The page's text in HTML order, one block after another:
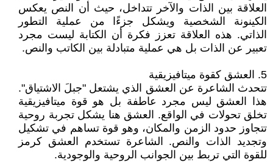
العلاقة بين الذات والآخر تتداخل، حيث أن النص يعكس
الكينونة الشخصية ويشكل جزءًا من عملية التطور
الذاتي. هذه العلاقة تعزز فكرة أن الكتابة ليست مجرد
تعبير عن الذات بل هي عملية متبادلة بين الكاتب والنص.
5. العشق كقوة ميتافيزيقية
تتحدث الشاعرة عن العشق الذي يشتعل "جبلَ الاشتياق".
هذا العشق ليس مجرد عاطفة بل هو قوة ميتافيزيقية
تخلق تحولات في الواقع. العشق هنا يشكل تجربة روحية
تتجاوز حدود الزمن والمكان، وهو قوة تساهم في تشكيل
وتجديد الذات والنص. الشاعرة تستخدم العشق كرمز
للقوة التي تربط بين الجوانب الروحية والوجودية.